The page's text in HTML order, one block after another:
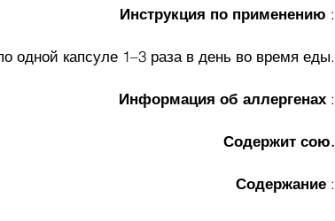
Инструкция по применению :
одной капсуле 1–3 раза в день во время еды.
Информация об аллергенах :
Содержит сою.
Содержание :